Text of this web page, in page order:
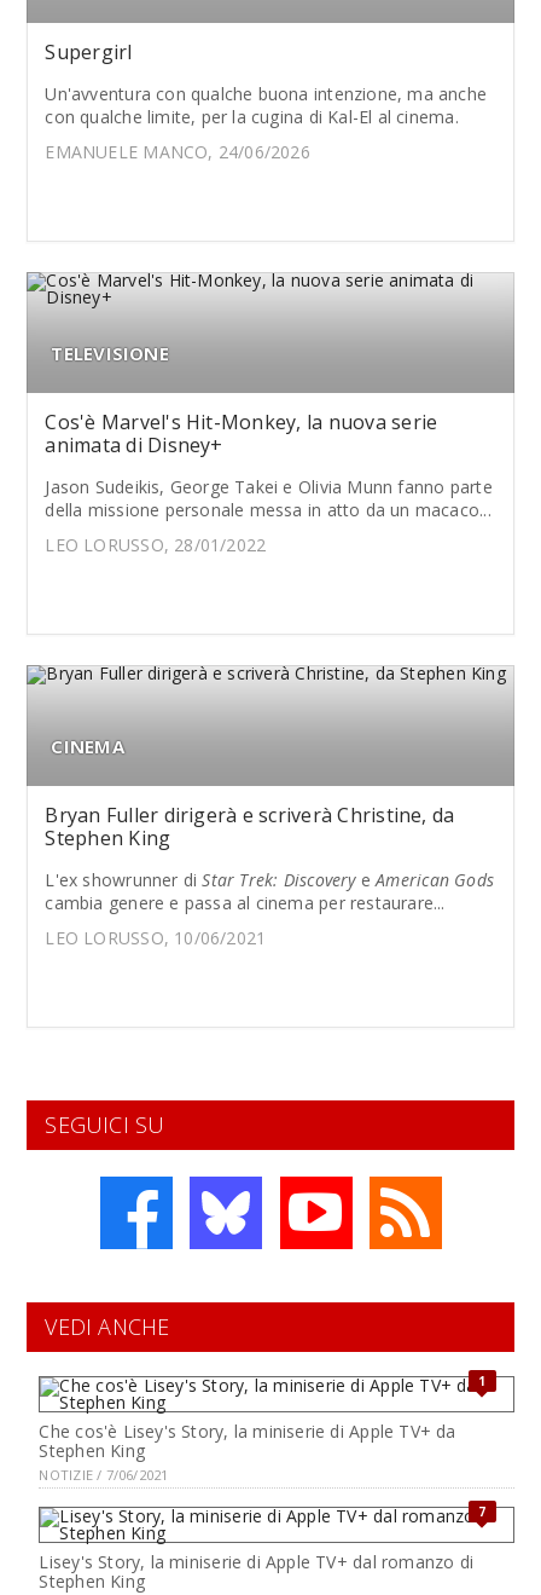
Supergirl
Un'avventura con qualche buona intenzione, ma anche
con qualche limite, per la cugina di Kal-El al cinema.
EMANUELE MANCO, 24/06/2026
TELEVISIONE
Cos'è Marvel's Hit-Monkey, la nuova serie
animata di Disney+
Jason Sudeikis, George Takei e Olivia Munn fanno parte
della missione personale messa in atto da un macaco...
LEO LORUSSO, 28/01/2022
CINEMA
Bryan Fuller dirigerà e scriverà Christine, da
Stephen King
L'ex showrunner diStar Trek: DiscoveryeAmerican Gods
cambia genere e passa al cinema per restaurare...
LEO LORUSSO, 10/06/2021
SEGUICI SU
VEDI ANCHE
1
Che cos'è Lisey's Story, la miniserie di Apple TV+ da
Stephen King
NOTIZIE / 7/06/2021
7
Lisey's Story, la miniserie di Apple TV+ dal romanzo di
Stephen King